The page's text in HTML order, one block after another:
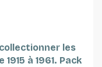
les
à 1961. Pack